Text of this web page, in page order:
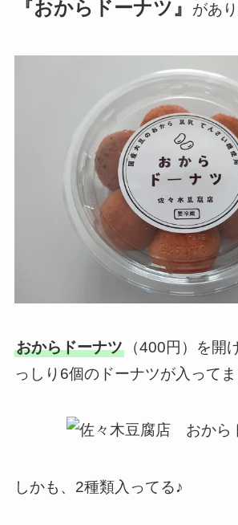
『おからドーナツ』 があ
おからドーナツ（400円）を開
っしり6個のドーナツが入ってま
しかも、2種類入ってる♪